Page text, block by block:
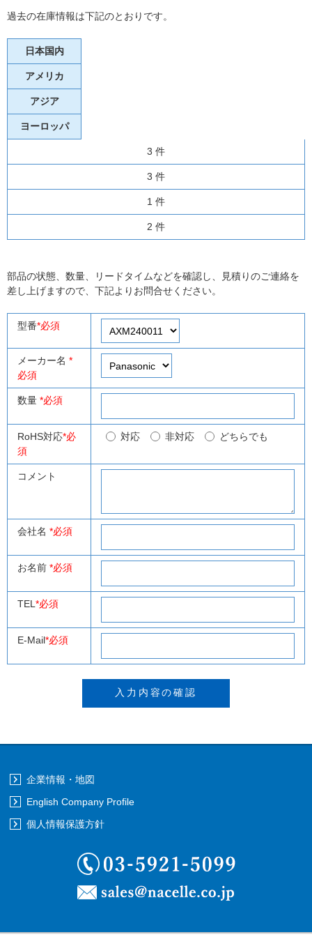
過去の在庫情報は下記のとおりです。
日本国内
アメリカ
アジア
ヨーロッパ
3 件
3 件
1 件
2 件
部品の状態、数量、リードタイムなどを確認し、見積りのご連絡を
差し上げますので、下記よりお問合せください。
型番*必須
メーカー名 *
必須
数量 *必須
RoHS対応*必
須
対応 非対応 どちらでも
コメント
会社名 *必須
お名前 *必須
TEL *必須
E-Mail*必須
企業情報・地図
English Company Profile
個人情報保護方針